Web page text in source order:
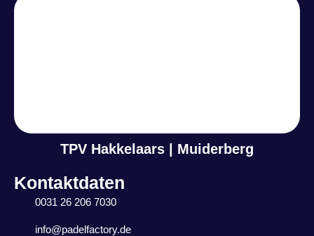
TPV Hakkelaars | Muiderberg
Kontaktdaten
0031 26 206 7030
info@padelfactory.de